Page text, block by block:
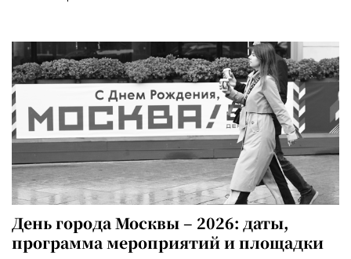
День города Москвы – 2026: даты,
программа мероприятий и площадки